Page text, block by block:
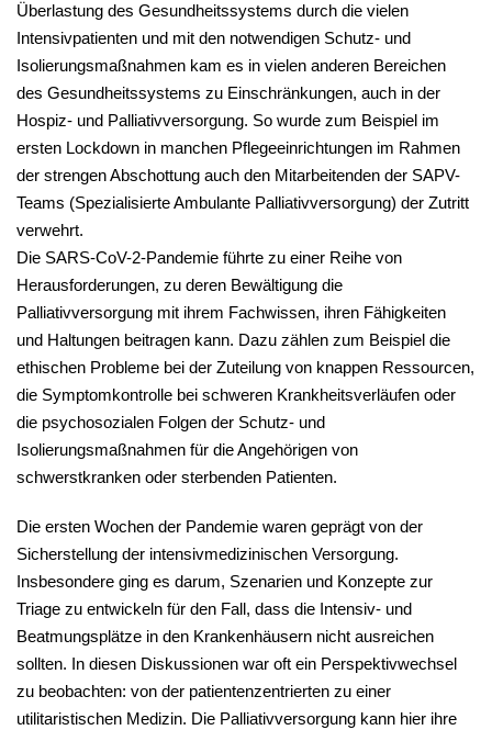
Überlastung des Gesundheitssystems durch die vielen
Intensivpatienten und mit den notwendigen Schutz- und
Isolierungsmaßnahmen kam es in vielen anderen Bereichen
des Gesundheitssystems zu Einschränkungen, auch in der
Hospiz- und Palliativversorgung. So wurde zum Beispiel im
ersten Lockdown in manchen Pflegeeinrichtungen im Rahmen
der strengen Abschottung auch den Mitarbeitenden der SAPV-
Teams (Spezialisierte Ambulante Palliativversorgung) der Zutritt
verwehrt.
Die SARS-CoV-2-Pandemie führte zu einer Reihe von
Herausforderungen, zu deren Bewältigung die
Palliativversorgung mit ihrem Fachwissen, ihren Fähigkeiten
und Haltungen beitragen kann. Dazu zählen zum Beispiel die
ethischen Probleme bei der Zuteilung von knappen Ressourcen,
die Symptomkontrolle bei schweren Krankheitsverläufen oder
die psychosozialen Folgen der Schutz- und
Isolierungsmaßnahmen für die Angehörigen von
schwerstkranken oder sterbenden Patienten.
Die ersten Wochen der Pandemie waren geprägt von der
Sicherstellung der intensivmedizinischen Versorgung.
Insbesondere ging es darum, Szenarien und Konzepte zur
Triage zu entwickeln für den Fall, dass die Intensiv- und
Beatmungsplätze in den Krankenhäusern nicht ausreichen
sollten. In diesen Diskussionen war oft ein Perspektivwechsel
zu beobachten: von der patientenzentrierten zu einer
utilitaristischen Medizin. Die Palliativversorgung kann hier ihre